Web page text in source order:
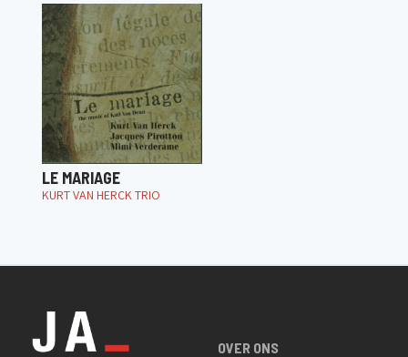
LE MARIAGE
KURT VAN HERCK TRIO
OVER ONS